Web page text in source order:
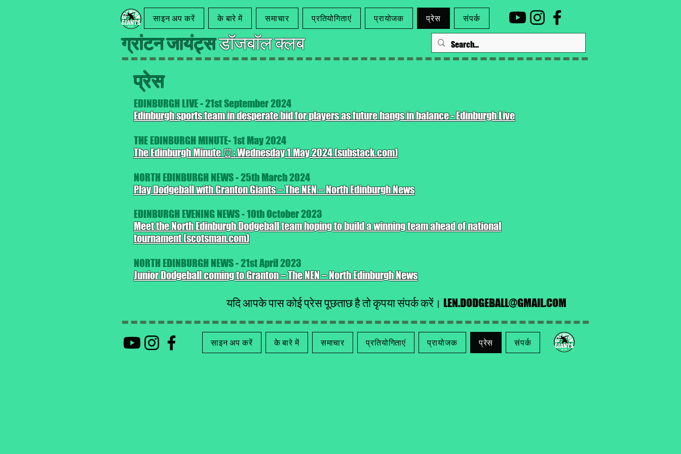
साइन अप करें के बारे में समाचार प्रतियोगिताएं प्रायोजक प्रेस संपर्क
ग्रांटन जायंट्सडॉजबॉल क्लब
प्रेस
EDINBURGH LIVE - 21st September 2024
Edinburgh sports team in desperate bid for players as future hangs in balance - Edinburgh Live
THE EDINBURGH MINUTE- 1st May 2024
The Edinburgh Minute ⏰: Wednesday 1 May 2024 (substack.com)
NORTH EDINBURGH NEWS - 25th March 2024
Play Dodgeball with Granton Giants – The NEN – North Edinburgh News
EDINBURGH EVENING NEWS - 10th October 2023
Meet the North Edinburgh Dodgeball team hoping to build a winning team ahead of national
tournament (scotsman.com)
NORTH EDINBURGH NEWS - 21st April 2023
Junior Dodgeball coming to Granton – The NEN – North Edinburgh News
यदि आपके पास कोई प्रेस पूछताछ है तो कृपया संपर्क करें। LEN.DODGEBALL@GMAIL.COM
साइन अप करें के बारे में समाचार प्रतियोगिताएं प्रायोजक प्रेस संपर्क